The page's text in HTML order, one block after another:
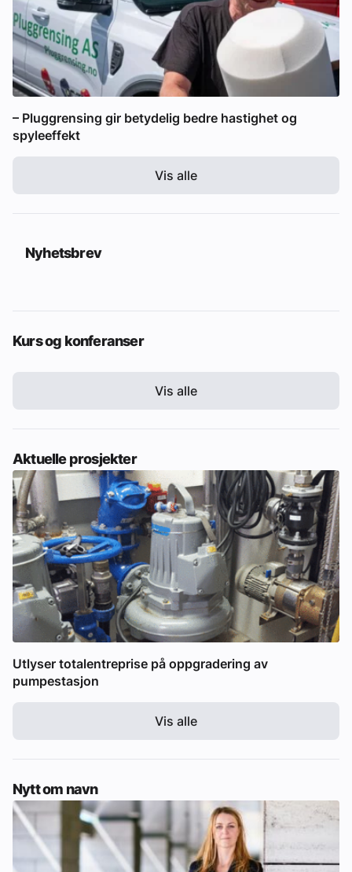
– Pluggrensing gir betydelig bedre hastighet og
spyleeffekt
Vis alle
Nyhetsbrev
Kurs og konferanser
Vis alle
Aktuelle prosjekter
Utlyser totalentreprise på oppgradering av
pumpestasjon
Vis alle
Nytt om navn